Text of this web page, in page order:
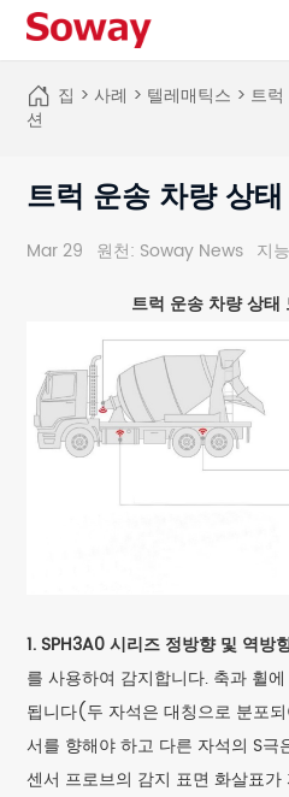
집 > 사례 > 텔레매틱스 > 트
션
트럭 운송 차량 상
Mar 29 원천: Soway News 지
트럭 운송 차량 상태
1. SPH3A0 시리즈 정방향 및 역방
를 사용하여 감지합니다. 축과 휠
됩니다(두 자석은 대칭으로 분포
서를 향해야 하고 다른 자석의 S
센서 프로브의 감지 표면 화살표